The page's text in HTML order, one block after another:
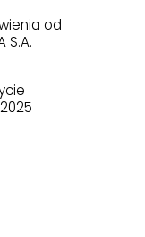
od
S.A.